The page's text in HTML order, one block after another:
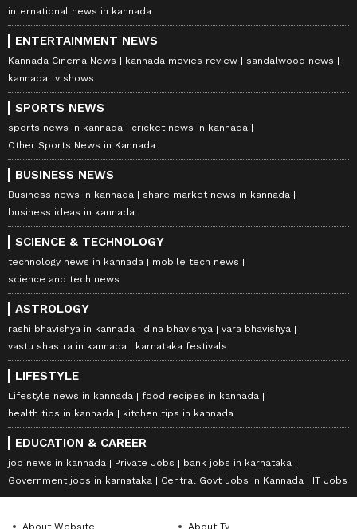
international news in kannada
ENTERTAINMENT NEWS
Kannada Cinema News kannada movies review
sandalwood news
kannada tv shows
SPORTS NEWS
sports news in kannada
cricket news in kannada
Other Sports News in Kannada
BUSINESS NEWS
Business news in kannada
share market news in kannada
business ideas in kannada
SCIENCE & TECHNOLOGY
technology news in kannada
mobile tech news
science and tech news
ASTROLOGY
rashi bhavishya in kannada dina bhavishya
vara bhavishya
vastu shastra in kannada
karnataka festivals
LIFESTYLE
Lifestyle news in kannada
food recipes in kannada
health tips in kannada
kitchen tips in kannada
EDUCATION & CAREER
job news in kannada Private Jobs
bank jobs in karnataka
Government jobs in karnataka
Central Govt Jobs in Kannada IT Jobs
About Website About Tv